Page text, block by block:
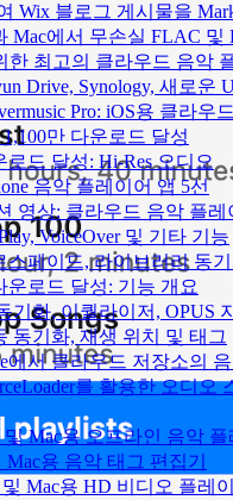
Wix 블로그 게시물을
Mac에서 무손실 FLAC 및
한 최고의 클라우드 음악
Drive, Synology, 새로운
Pro: iOS용 클라우
만 다운로드 달성
로드 달성: Hi-Res 오디오
음악 플레이어 앱 5선
영상: 클라우드 음악 플레
VoiceOver 및 기타 기능
스페이드, 라이브러리 동
운로드 달성: 기능 개요
기화, 이퀄라이저, OPUS
동기화, 재생 위치 및 태그
에서 클라우드 저장소의
를 활용한 오디오
및 Mac용 오프라인 음악
Mac용 음악 태그 편집기
및 Mac용 HD 비디오 플레